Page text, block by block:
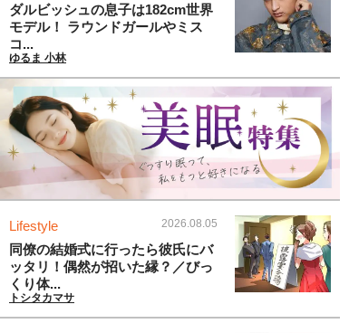
ダルビッシュの息子は182cm世界
モデル！ ラウンドガールやミス
コ...
ゆるま 小林
Lifestyle 2026.08.05
同僚の結婚式に行ったら彼氏にバ
ッタリ！偶然が招いた縁？／びっ
くり体...
トシタカマサ